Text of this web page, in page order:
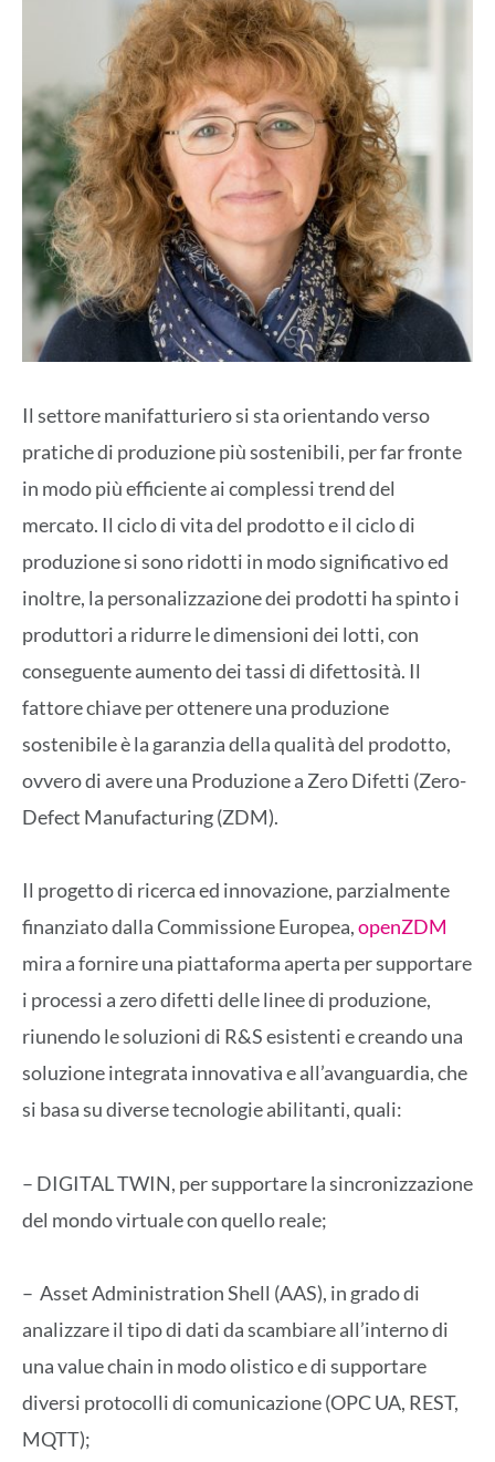
Il settore manifatturiero si sta orientando verso
pratiche di produzione più sostenibili, per far fronte
in modo più efficiente ai complessi trend del
mercato. Il ciclo di vita del prodotto e il ciclo di
produzione si sono ridotti in modo significativo ed
inoltre, la personalizzazione dei prodotti ha spinto i
produttori a ridurre le dimensioni dei lotti, con
conseguente aumento dei tassi di difettosità. Il
fattore chiave per ottenere una produzione
sostenibile è la garanzia della qualità del prodotto,
ovvero di avere una Produzione a Zero Difetti (Zero-
Defect Manufacturing (ZDM).
Il progetto di ricerca ed innovazione, parzialmente
finanziato dalla Commissione Europea,openZDM
mira a fornire una piattaforma aperta per supportare
i processi a zero difetti delle linee di produzione,
riunendo le soluzioni di R&S esistenti e creando una
soluzione integrata innovativa e all’avanguardia, che
si basa su diverse tecnologie abilitanti, quali:
– DIGITAL TWIN, per supportare la sincronizzazione
del mondo virtuale con quello reale;
– Asset Administration Shell (AAS), in grado di
analizzare il tipo di dati da scambiare all’interno di
una value chain in modo olistico e di supportare
diversi protocolli di comunicazione (OPC UA, REST,
MQTT);